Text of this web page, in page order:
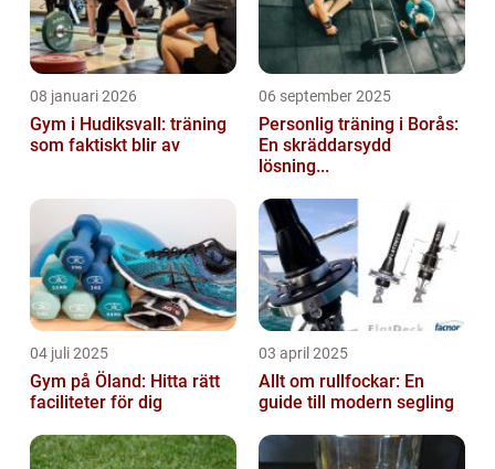
08 januari 2026
Gym i Hudiksvall: träning
som faktiskt blir av
06 september 2025
Personlig träning i Borås:
En skräddarsydd
lösning...
04 juli 2025
Gym på Öland: Hitta rätt
faciliteter för dig
03 april 2025
Allt om rullfockar: En
guide till modern segling